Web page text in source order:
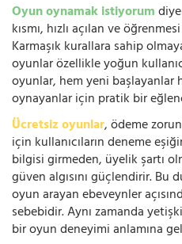
Oyun oynamak istiyorum
kısmı, hızlı açılan ve
Karmaşık kurallara sahip
oyunlar özellikle yoğun
oyunlar, hem yeni başlayanlar
oynayanlar için pratik bir
Ücretsiz oyunlar, ödeme
için kullanıcıların deneme
bilgisi girmeden, üyelik şartı
güven algısını güçlendirir.
oyun arayan ebeveynler
sebebidir. Aynı zamanda
bir oyun deneyimi anlamına